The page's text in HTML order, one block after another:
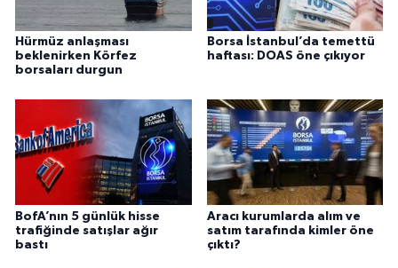
Hürmüz anlaşması
beklenirken Körfez
borsaları durgun
Borsa İstanbul’da temettü
haftası: DOAS öne çıkıyor
BofA’nın 5 günlük hisse
trafiğinde satışlar ağır
bastı
Aracı kurumlarda alım ve
satım tarafında kimler öne
çıktı?